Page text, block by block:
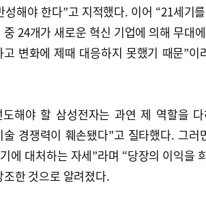
해야 한다”고 지적했다. 이어 “21세기
24개가 새로운 혁신 기업에 의해 무대
변화에 제때 대응하지 못했기 때문”이
해야 할 삼성전자는 과연 제 역할을
경쟁력이 훼손됐다”고 질타했다. 그러
에 대처하는 자세”라며 “당장의 이익을
한 것으로 알려졌다.